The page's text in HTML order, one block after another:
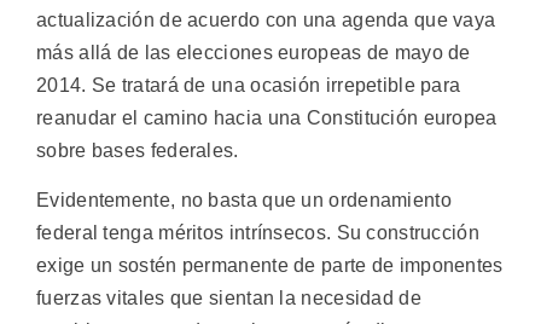
actualización de acuerdo con una agenda que vaya
más allá de las elecciones europeas de mayo de
2014. Se tratará de una ocasión irrepetible para
reanudar el camino hacia una Constitución europea
sobre bases federales.
Evidentemente, no basta que un ordenamiento
federal tenga méritos intrínsecos. Su construcción
exige un sostén permanente de parte de imponentes
fuerzas vitales que sientan la necesidad de